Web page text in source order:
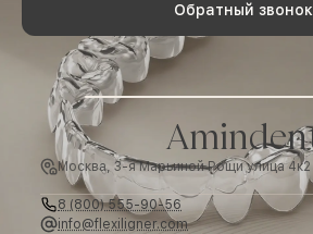
Обратный звонок
Москва, 3-я Марьиной Рощи улица 4к2
8 (800) 555-90-56
info@flexiligner.com